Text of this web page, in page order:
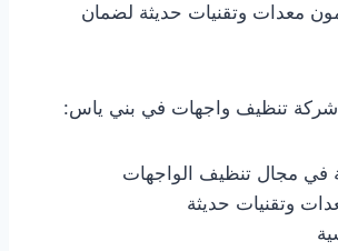
معدات وتقنيات حديثة لضمان
شركة تنظيف واجهات في بني ياس:
في مجال تنظيف الواجهات
وتقنيات حديثة